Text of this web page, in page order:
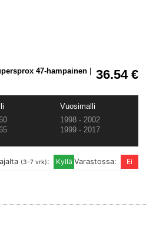
36.54 €
47-hampainen |
Vuosimalli
1998 - 2002
1999 - 2017
Varastossa:
(3-7 vrk):